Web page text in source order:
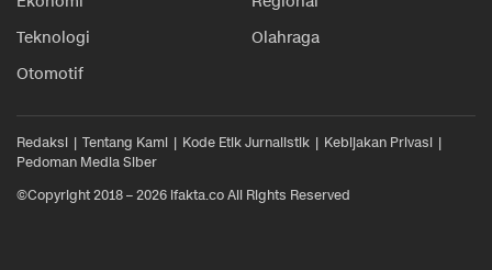
Teknologi
Olahraga
Otomotif
Redaksi Tentang Kami Kode Etik Jurnalistik
Kebijakan Privasi
Pedoman Media Siber
©Copyright 2018 – 2026 ifakta.co All Rights Reserved